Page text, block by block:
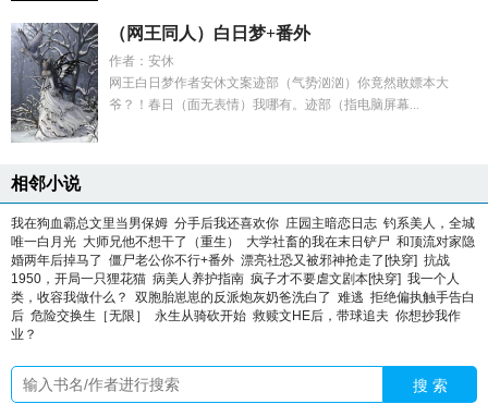
（网王同人）白日梦+番外
作者：安休
网王白日梦作者安休文案迹部（气势汹汹）你竟然敢嫖本大
爷？！春日（面无表情）我哪有。迹部（指电脑屏幕...
相邻小说
我在狗血霸总文里当男保姆 分手后我还喜欢你 庄园主暗恋日志 钓系美人，全城
唯一白月光 大师兄他不想干了（重生） 大学社畜的我在末日铲尸 和顶流对家隐
婚两年后掉马了 僵尸老公你不行+番外 漂亮社恐又被邪神抢走了[快穿] 抗战
1950，开局一只狸花猫 病美人养护指南 疯子才不要虐文剧本[快穿] 我一个人
类，收容我做什么？
双胞胎崽崽的反派炮灰奶爸洗白了 难逃 拒绝偏执触手告白
后 危险交换生［无限］ 永生从骑砍开始 救赎文HE后，带球追夫 你想抄我作
业？
搜 索